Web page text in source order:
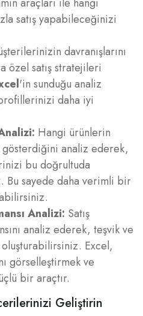
satış yapabileceğinizi
davranışlarını
özel satış stratejileri
'in sunduğu analiz
daha iyi
Hangi ürünlerin
analiz ederek,
bu doğrultuda
sayede daha verimli bir
Analizi: Satış
analiz ederek, teşvik ve
Excel,
görselleştirmek ve
bir araçtır.
Geliştirin